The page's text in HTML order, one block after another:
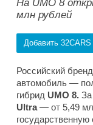
На UMO 8
млн рублей
Добавить
Российский бренд
автомобиль —
гибрид UMO 8. За
Ultra— от 5,49